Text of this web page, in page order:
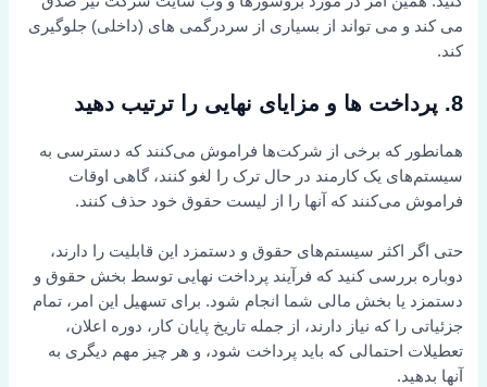
می کند و می تواند از بسیاری از سردرگمی های (داخلی) جلوگیری
کند.
8. پرداخت ها و مزایای نهایی را ترتیب دهید
همانطور که برخی از شرکت‌ها فراموش می‌کنند که دسترسی به
سیستم‌های یک کارمند در حال ترک را لغو کنند، گاهی اوقات
فراموش می‌کنند که آنها را از لیست حقوق خود حذف کنند.
حتی اگر اکثر سیستم‌های حقوق و دستمزد این قابلیت را دارند،
دوباره بررسی کنید که فرآیند پرداخت نهایی توسط بخش حقوق و
دستمزد یا بخش مالی شما انجام شود. برای تسهیل این امر، تمام
جزئیاتی را که نیاز دارند، از جمله تاریخ پایان کار، دوره اعلان،
تعطیلات احتمالی که باید پرداخت شود، و هر چیز مهم دیگری به
آنها بدهید.